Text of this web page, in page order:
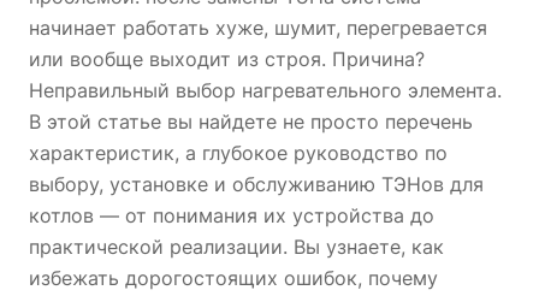
начинает работать хуже, шумит, перегревается
или вообще выходит из строя. Причина?
Неправильный выбор нагревательного элемента.
В этой статье вы найдете не просто перечень
характеристик, а глубокое руководство по
выбору, установке и обслуживанию ТЭНов для
котлов — от понимания их устройства до
практической реализации. Вы узнаете, как
избежать дорогостоящих ошибок, почему